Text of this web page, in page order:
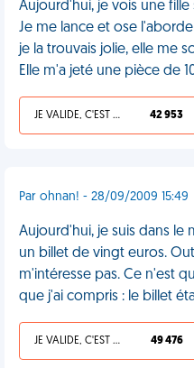
Aujourd'hui, je vois une
Je me lance et ose
je la trouvais jolie, elle me
Elle m'a jeté une pièce de
JE VALIDE, C'EST UNE VDM 42 953
Par ohnan! - 28/09/2009 15:49
Aujourd'hui, je suis dans
un billet de vingt euros.
m'intéresse pas. Ce n'est
que j'ai compris : le billet
JE VALIDE, C'EST UNE VDM 49 476